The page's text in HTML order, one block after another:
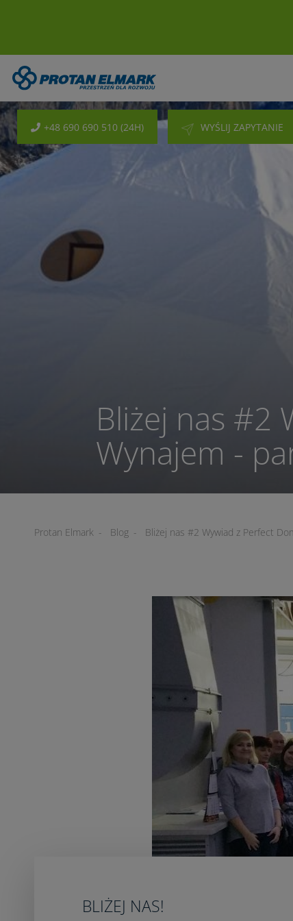
+48 690 690 510 (24H) WYŚLIJ ZAPYTANIE
Bliżej nas #2
Wynajem -
Protan Elmark - Blog - Bliżej nas #2 Wywiad z Perfect
BLIŻEJ NAS!